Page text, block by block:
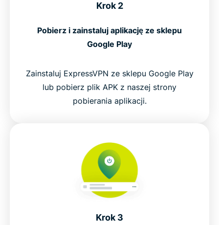
Krok 2
Pobierz i zainstaluj aplikację ze sklepu
Google Play
Zainstaluj ExpressVPN ze sklepu Google Play
lub pobierz plik APK z naszej strony
pobierania aplikacji.
Krok 3